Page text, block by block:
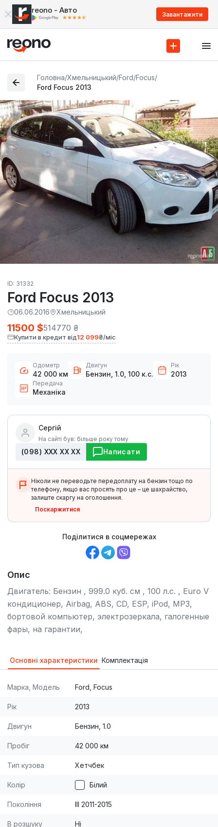
reono - Авто Завантажити
Головна/Хмельницький/Ford/Focus/
Ford Focus 2013
ID: 31332
Ford Focus 2013
06.06.2016 Хмельницький
11500 $514770 ₴
Купити в кредит від12 099₴/міс
Одометр
42 000 км
Двигун
Бензин, 1.0, 100 к.с.
Рік
2013
Передача
Механіка
Сергій
На сайті був: більше року тому
(098) ХХХ ХХ ХХ Написати
Ніколи не переводьте передоплату на бензин тощо по
телефону, якщо вас просять про це – це шахрайство,
залиште скаргу на оголошення.
Поскаржитися
Поділитися в соцмережах
Опис
Двигатель: Бензин , 999.0 куб. см , 100 л.с. , Euro V
кондиционер, Airbag, ABS, CD, ESP, iPod, MP3,
бортовой компьютер, электрозеркала, галогенные
фары, на гарантии,
Основні характеристики Комплектація
Марка, Модель Ford, Focus
Рік 2013
Двигун Бензин, 1.0
Пробіг 42 000 км
Тип кузова Хетчбек
Колір Білий
Покоління III 2011-2015
В розшуку Ні